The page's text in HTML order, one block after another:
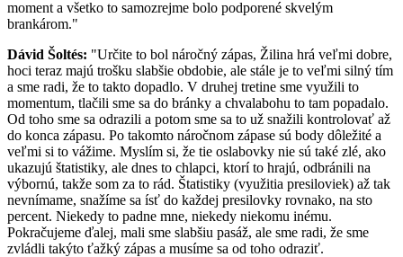
moment a všetko to samozrejme bolo podporené skvelým
brankárom."
Dávid Šoltés: "Určite to bol náročný zápas, Žilina hrá veľmi dobre,
hoci teraz majú trošku slabšie obdobie, ale stále je to veľmi silný tím
a sme radi, že to takto dopadlo. V druhej tretine sme využili to
momentum, tlačili sme sa do bránky a chvalabohu to tam popadalo.
Od toho sme sa odrazili a potom sme sa to už snažili kontrolovať až
do konca zápasu. Po takomto náročnom zápase sú body dôležité a
veľmi si to vážime. Myslím si, že tie oslabovky nie sú také zlé, ako
ukazujú štatistiky, ale dnes to chlapci, ktorí to hrajú, odbránili na
výbornú, takže som za to rád. Štatistiky (využitia presiloviek) až tak
nevnímame, snažíme sa ísť do každej presilovky rovnako, na sto
percent. Niekedy to padne mne, niekedy niekomu inému.
Pokračujeme ďalej, mali sme slabšiu pasáž, ale sme radi, že sme
zvládli takýto ťažký zápas a musíme sa od toho odraziť.